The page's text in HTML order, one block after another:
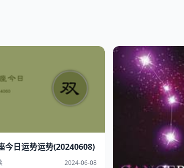
今日运势运势(20240608)
2024-06-08